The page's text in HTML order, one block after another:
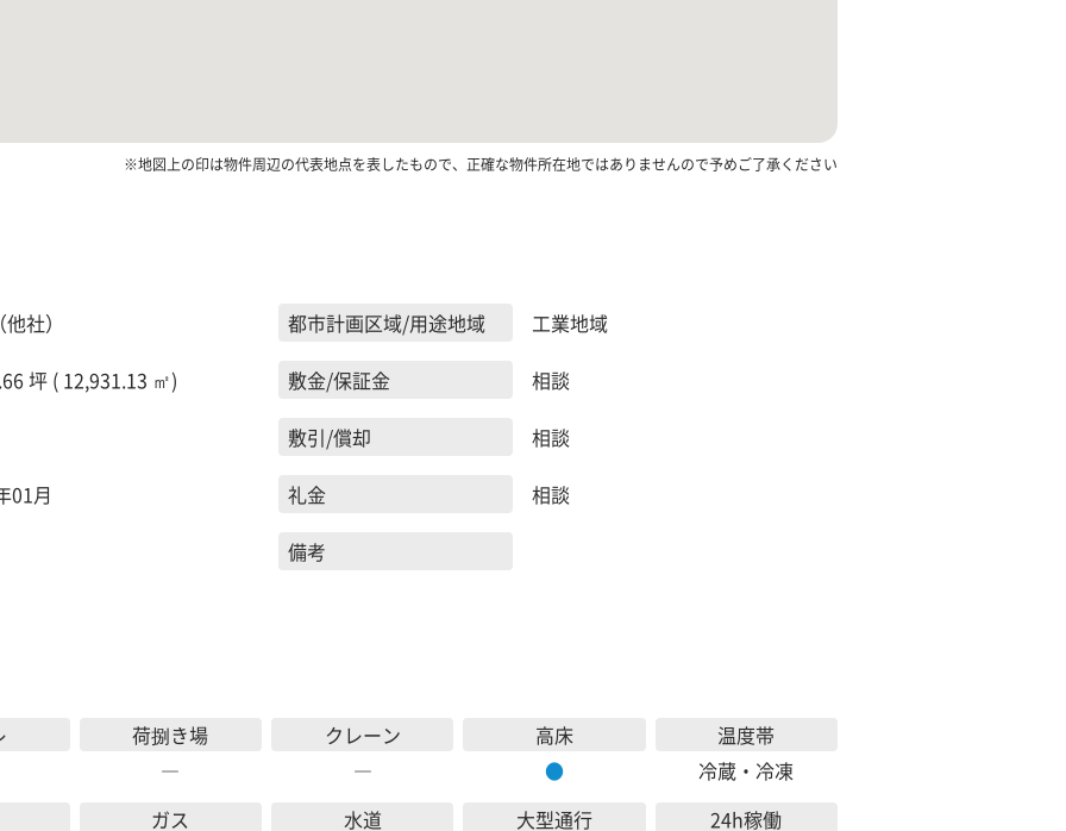
※地図上の印は物件周辺の代表地点を表したもので、正確な物件所在地ではありませんので予めご了承ください
社）
坪 ( 12,931.13 ㎡)
01月
都市計画区域/用途地域
工業地域
敷金/保証金
相談
敷引/償却
相談
礼金
相談
備考
荷捌き場
―
クレーン
―
高床
●
温度帯
冷蔵・冷凍
ガス
水道 大型通行 24h稼働